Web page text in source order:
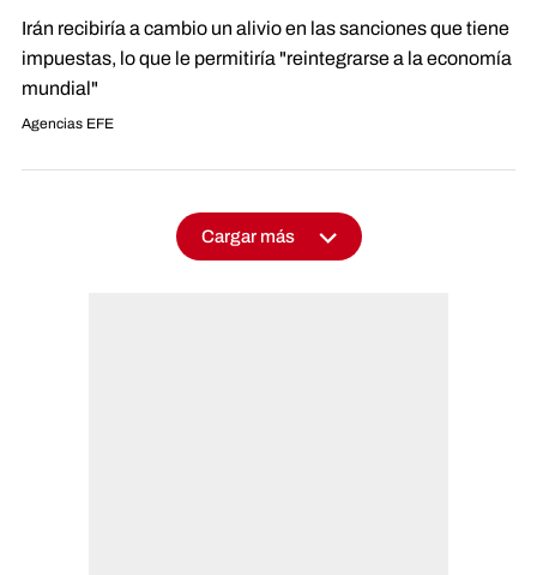
Irán recibiría a cambio un alivio en las sanciones que tiene
impuestas, lo que le permitiría "reintegrarse a la economía
mundial"
Agencias EFE
Cargar más